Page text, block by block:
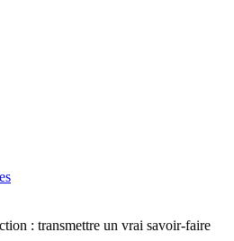
: transmettre un vrai savoir-faire